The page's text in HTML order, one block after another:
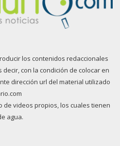
los contenidos redaccionales
con la condición de colocar en
dirección url del material utilizado
de videos propios, los cuales tienen
agua.